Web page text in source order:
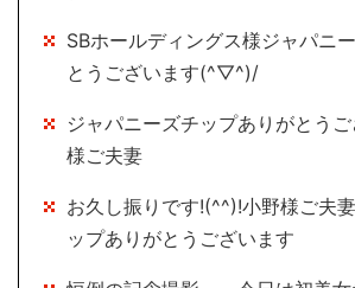
SBホールディングス様ジャパニ
とうございます(^▽^)/
ジャパニーズチップありがとう
様ご夫妻
お久し振りです!(^^)!小野様ご夫
ップありがとうございます